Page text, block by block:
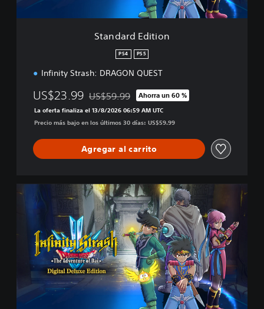
i
t
Standard Edition
PS4 PS5
Infinity Strash: DRAGON QUEST
US$23.99 Rebajado del precio original de US$59.99
US$59.99 Ahorra un 60 %
La oferta finaliza el 13/8/2026 06:59 AM UTC
Precio más bajo en los últimos 30 días: US$59.99
Agregar al carrito
t
u